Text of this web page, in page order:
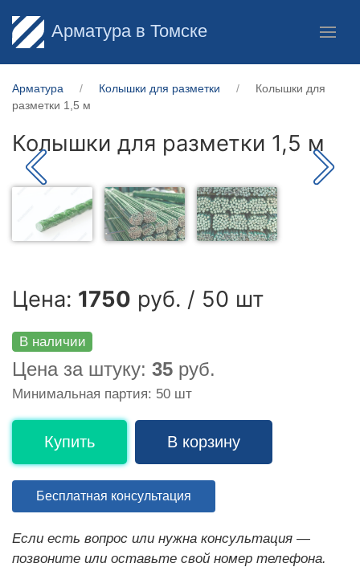
Арматура в Томске
Арматура Колышки для разметки
Колышки для
разметки 1,5 м
Колышки для разметки 1,5 м
Цена: 1750 руб. / 50 шт
В наличии
Цена за штуку: 35 руб.
Минимальная партия: 50 шт
Купить В корзину
Бесплатная консультация
Если есть вопрос или нужна консультация —
позвоните или оставьте свой номер телефона.